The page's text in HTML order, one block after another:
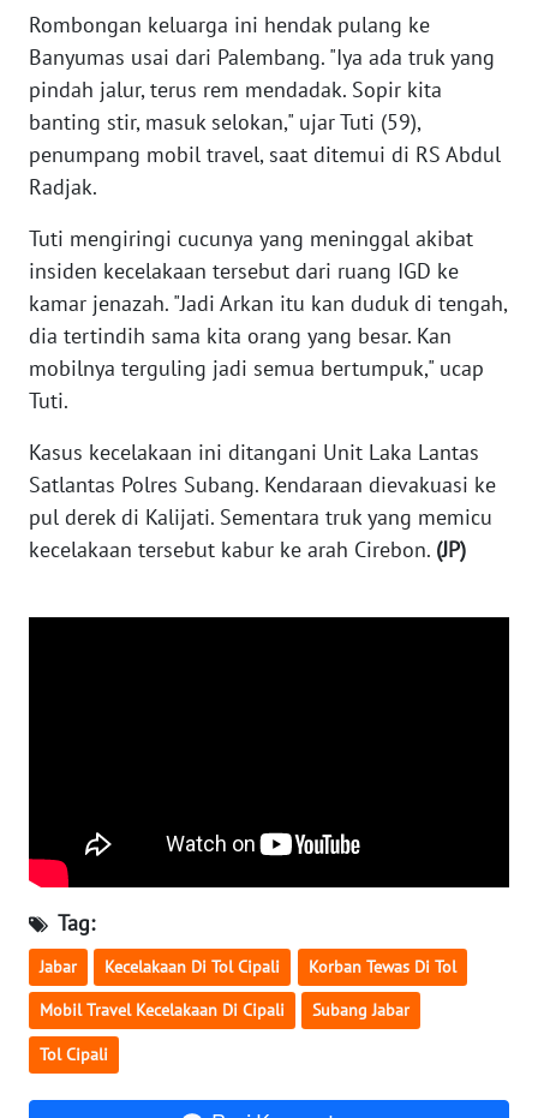
Rombongan keluarga ini hendak pulang ke
Banyumas usai dari Palembang. "Iya ada truk yang
pindah jalur, terus rem mendadak. Sopir kita
banting stir, masuk selokan," ujar Tuti (59),
penumpang mobil travel, saat ditemui di RS Abdul
Radjak.
Tuti mengiringi cucunya yang meninggal akibat
insiden kecelakaan tersebut dari ruang IGD ke
kamar jenazah. "Jadi Arkan itu kan duduk di tengah,
dia tertindih sama kita orang yang besar. Kan
mobilnya terguling jadi semua bertumpuk," ucap
Tuti.
Kasus kecelakaan ini ditangani Unit Laka Lantas
Satlantas Polres Subang. Kendaraan dievakuasi ke
pul derek di Kalijati. Sementara truk yang memicu
kecelakaan tersebut kabur ke arah Cirebon. (JP)
Tag:
Jabar Kecelakaan Di Tol Cipali Korban Tewas Di Tol
Mobil Travel Kecelakaan Di Cipali Subang Jabar
Tol Cipali
WN
NTB
WN
SULTENG
WN
SULBAR
WN
BABEL
SUMBAR
WN
BENGKULU
NUSANTARA
WN
JOGJA
WN
JATIM